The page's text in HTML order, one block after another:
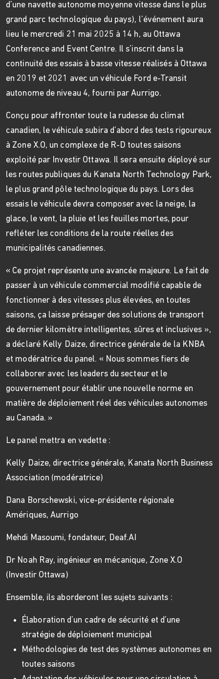
d’une navette autonome moyenne vitesse dans le plus
grand parc technologique du pays), l’événement aura
lieu le mercredi 21 mai 2025 à 14 h, au Ottawa
Conference and Event Centre. Il s’inscrit dans la
continuité des essais à basse vitesse réalisés à Ottawa
en 2019 et 2021 avec un véhicule Ford e-Transit
autonome de niveau 4, fourni par Aurrigo.
Conçu pour affronter toute la rudesse du climat
canadien, le véhicule subira d’abord des tests rigoureux
à Zone X.O, un complexe de R-D toutes saisons
exploité par Investir Ottawa. Il sera ensuite déployé sur
les routes publiques du Kanata North Technology Park,
le plus grand pôle technologique du pays. Lors des
essais le véhicule devra composer avec la neige, la
glace, le vent, la pluie et les feuilles mortes, pour
refléter les conditions de la route réelles des
municipalités canadiennes.
« Ce projet représente une avancée majeure. Le fait de
passer à un véhicule commercial modifié capable de
fonctionner à des vitesses plus élevées, en toutes
saisons, ça laisse présager des solutions de transport
de dernier kilomètre intelligentes, sûres et inclusives »,
a déclaré Kelly Daize, directrice générale de la KNBA
et modératrice du panel. « Nous sommes fiers de
collaborer avec les leaders du secteur et le
gouvernement pour établir une nouvelle norme en
matière de déploiement réel des véhicules autonomes
au Canada. »
Le panel mettra en vedette :
Kelly Daize, directrice générale, Kanata North Business
Association (modératrice)
Dana Borschewski, vice-présidente régionale
Amériques, Aurrigo
Mehdi Masoumi, fondateur, Deaf.AI
Dr Noah Ray, ingénieur en mécanique, Zone X.O
(Investir Ottawa)
Ensemble, ils aborderont les sujets suivants :
Élaboration d’un cadre de sécurité et d’une
stratégie de déploiement municipal
Méthodologies de test des systèmes autonomes en
toutes saisons